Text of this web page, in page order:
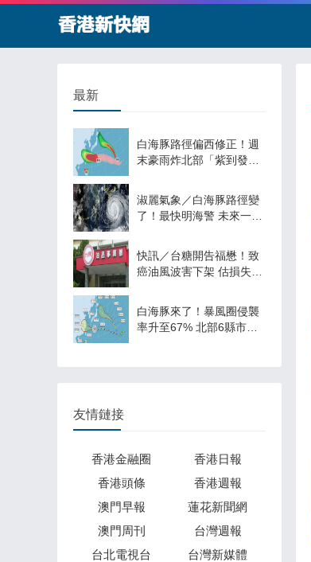
最新
白海豚路徑偏西修正！週
末豪雨炸北部「紫到發
淑麗氣象／白海豚路徑變
了！最快明海警 未來一週
快訊／台糖開告福懋！致
癌油風波害下架 估損失
白海豚來了！暴風圈侵襲
率升至67% 北部6縣市破5
友情鏈接
香港金融圈
香港日報
香港頭條
香港週報
澳門早報
蓮花新聞網
澳門周刊
台灣週報
台北電視台
台灣新媒體